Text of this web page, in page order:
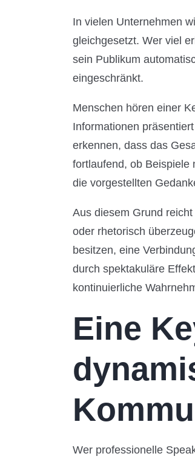
In vielen Unternehmen
gleichgesetzt. Wer viel
sein Publikum
eingeschränkt.
Menschen hören einer
Informationen
erkennen, dass das
fortlaufend, ob Beispiele
die vorgestellten
Aus diesem Grund
oder rhetorisch
besitzen, eine
durch spektakuläre
kontinuierliche
Eine
Wer professionelle